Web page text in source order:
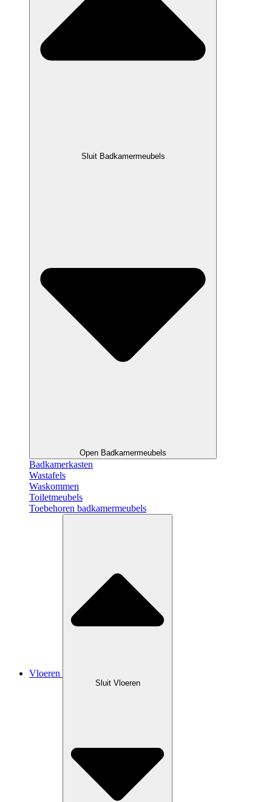
Sluit Badkamermeubels
Open Badkamermeubels
Badkamerkasten
Wastafels
Waskommen
Toiletmeubels
Toebehoren badkamermeubels
Vloeren
Sluit Vloeren